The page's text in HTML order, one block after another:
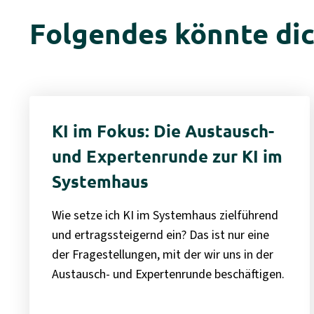
Folgendes könnte
KI im Fokus: Die Austausch-
und Expertenrunde zur KI im
Systemhaus
Wie setze ich KI im Systemhaus zielführend
und ertragssteigernd ein? Das ist nur eine
der Fragestellungen, mit der wir uns in der
Austausch- und Expertenrunde beschäftigen.